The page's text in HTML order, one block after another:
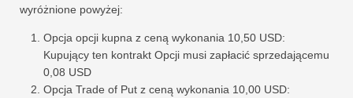
wyróżnione powyżej:
Opcja opcji kupna z ceną wykonania 10,50 USD:
Kupujący ten kontrakt Opcji musi zapłacić sprzedającemu
0,08 USD
Opcja Trade of Put z ceną wykonania 10,00 USD: